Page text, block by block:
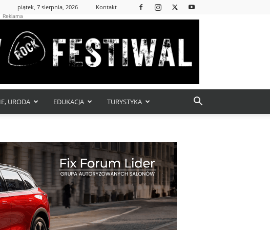
piątek, 7 sierpnia, 2026 Kontakt
Reklama
URODA EDUKACJA TURYSTYKA